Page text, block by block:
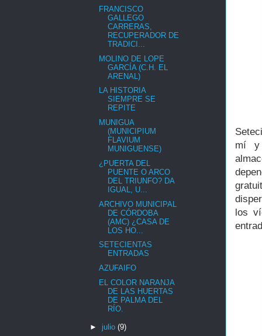
mí y
los
FRANCISCO
GALLEGO
CARRERAS,
RECUPERADOR DE
TRADICI...
MOLINO DE LOPE
GARCÍA (C.H. EL
ARENAL)
LA HISTORIA
SIEMPRE SE
REPITE
MUNIGUA
(MUNICIPIUM
FLAVIUM
MUNIGUENSE)
¿PUERTA DEL
PUENTE O ARCO
DEL TRIUNFO? DA
IGUAL, U...
ARCHIVO MUNICIPAL
DE CÓRDOBA
(AMC) ¿CASA DE
LOS HO...
SETECIENTAS
ENTRADAS
AZUFAIFO
EL COLOR NARANJA
DE LAS HUERTAS
DE PALMA DEL
RÍO.
► julio (9)